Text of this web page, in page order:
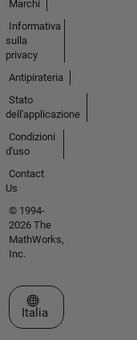
Marchi
Informativa
sulla
privacy
Antipirateria
Stato
dell'applicazione
Condizioni
d'uso
Contact
Us
© 1994-
2026 The
MathWorks,
Inc.
Seleziona un sito web
Italia